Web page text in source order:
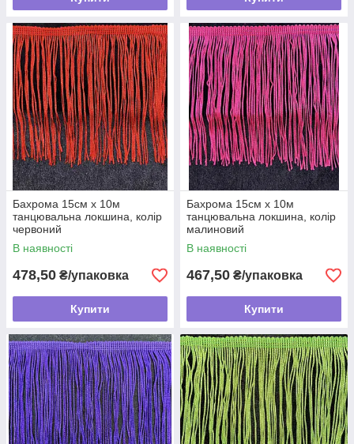
Бахрома 15см х 10м
танцювальна локшина, колір
червоний
В наявності
478,50 ₴/упаковка
Купити
Бахрома 15см х 10м
танцювальна локшина, колір
малиновий
В наявності
467,50 ₴/упаковка
Купити